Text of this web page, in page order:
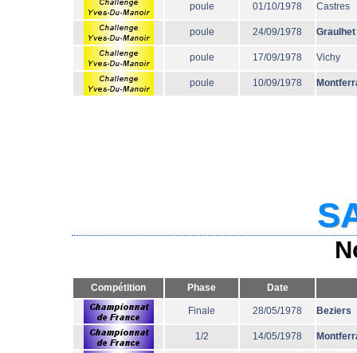
poule 01/10/1978 Castres
poule 24/09/1978 Graulhet
poule 17/09/1978 Vichy
poule 10/09/1978
Compétition Phase Date
Finale 28/05/1978 Beziers
1/2 14/05/1978